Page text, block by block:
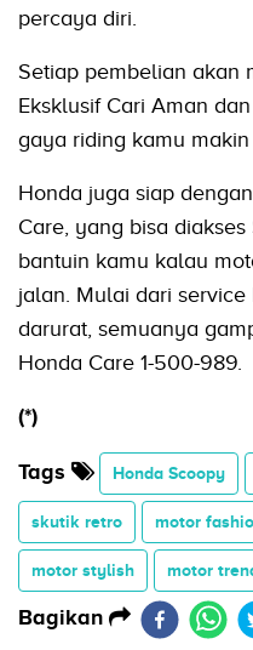
percaya diri.
Setiap pembelian akan
Eksklusif Cari Aman
gaya riding kamu
Honda juga siap
Care, yang bisa
bantuin kamu kalau
jalan. Mulai dari
darurat, semuanya
Honda Care 1-500-989.
(*)
Tags Honda Scoopy
skutik retro motor
motor stylish motor
Bagikan